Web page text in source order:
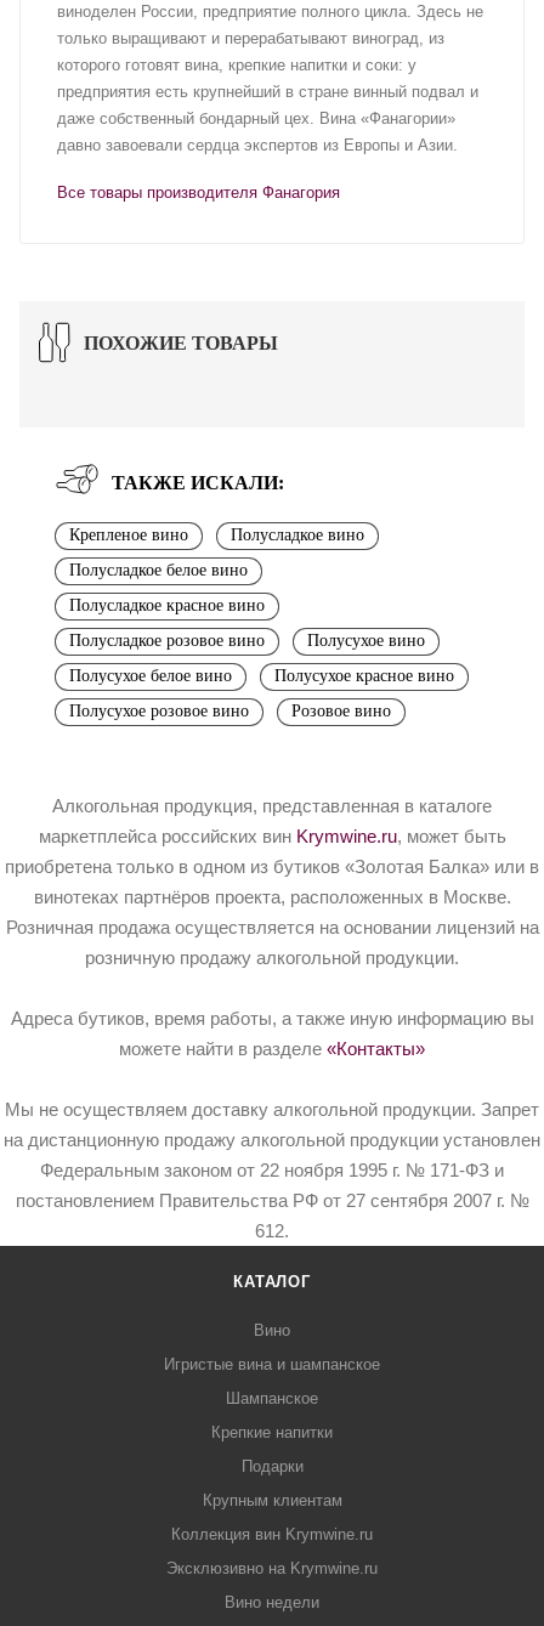
виноделен России, предприятие полного цикла. Здесь не
только выращивают и перерабатывают виноград, из
которого готовят вина, крепкие напитки и соки: у
предприятия есть крупнейший в стране винный подвал и
даже собственный бондарный цех. Вина «Фанагории»
давно завоевали сердца экспертов из Европы и Азии.
Все товары производителя Фанагория
ПОХОЖИЕ ТОВАРЫ
ТАКЖЕ ИСКАЛИ:
Крепленое вино
Полусладкое вино
Полусладкое белое вино
Полусладкое красное вино
Полусладкое розовое вино
Полусухое вино
Полусухое белое вино
Полусухое красное вино
Полусухое розовое вино
Розовое вино
Алкогольная продукция, представленная в каталоге
маркетплейса российских вин Krymwine.ru, может быть
приобретена только в одном из бутиков «Золотая Балка» или в
винотеках партнёров проекта, расположенных в Москве.
Розничная продажа осуществляется на основании лицензий на
розничную продажу алкогольной продукции.
Адреса бутиков, время работы, а также иную информацию вы
можете найти в разделе «Контакты»
Мы не осуществляем доставку алкогольной продукции. Запрет
на дистанционную продажу алкогольной продукции установлен
Федеральным законом от 22 ноября 1995 г. № 171-ФЗ и
постановлением Правительства РФ от 27 сентября 2007 г. №
612.
КАТАЛОГ
Вино
Игристые вина и шампанское
Шампанское
Крепкие напитки
Подарки
Крупным клиентам
Коллекция вин Krymwine.ru
Эксклюзивно на Krymwine.ru
Вино недели